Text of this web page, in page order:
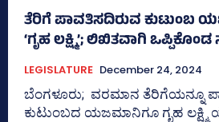
ತೆರಿಗೆ ಪಾವತಿಸದಿರುವ ಕುಟುಂಬ
‘ಗೃಹ ಲಕ್ಷ್ಮಿ’; ಲಿಖಿತವಾಗಿ
LEGISLATURE December 24, 2024
ಬೆಂಗಳೂರು; ವರಮಾನ ತೆರಿಗೆಯನ್ನೂ
ಕುಟುಂಬದ ಯಜಮಾನಿಗೂ ಗೃಹ